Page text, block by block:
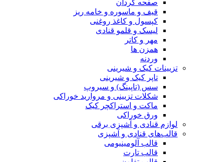
صفحه گردان
قیف و ماسوره و خامه ریز
کپسول و کاغذ روغنی
لیسک و قلمو قنادی
مهر و کاتر
همزن ها
وردنه
تزیینات کیک و شیرینی
تاپر کیک و شیرینی
سس (تاپینگ) و سیروپ
شکلات تزیینی و مروارید خوراکی
ماکت و استراکچر کیک
ورق خوراکی
لوازم قنادی و آشپزی برقی
قالب‌های قنادی و آشپزی
قالب آلومینیومی
قالب تارت